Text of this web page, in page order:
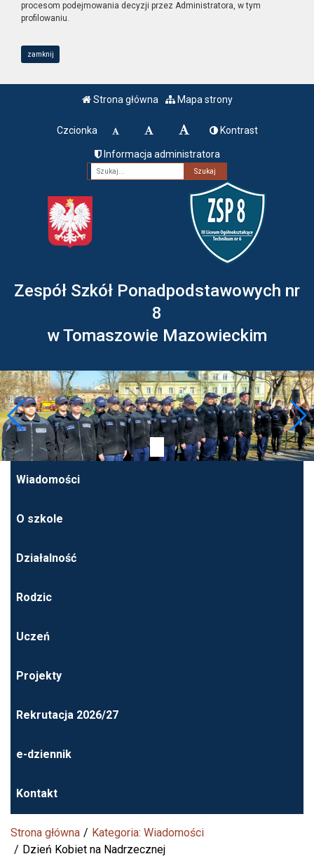
procesom podejmowania decyzji przez Administratora, w tym
profilowaniu.
zamknij
Strona główna Mapa strony
Czcionka Kontrast
Informacja administratora
Fraza
Zespół Szkół Ponadpodstawowych nr
8
w Tomaszowie Mazowieckim
Wiadomości
O szkole
Działalność
Rodzic
Uczeń
Projekty
Rekrutacja 2026/27
e-dziennik
Kontakt
Strona główna
Kategoria: Wiadomości
Dzień Kobiet na Nadrzecznej